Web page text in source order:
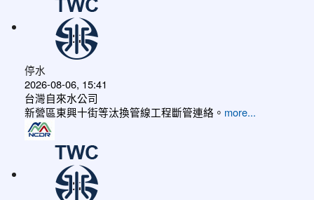
停水
2026-08-06, 15:41
台灣自來水公司
新營區東興十街等汰換管線工程斷管連絡。 more...